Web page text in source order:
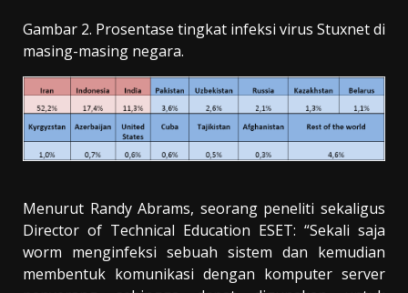
Gambar 2. Prosentase tingkat infeksi virus Stuxnet di
masing-masing negara.
Menurut Randy Abrams, seorang peneliti sekaligus
Director of Technical Education ESET: “Sekali saja
worm menginfeksi sebuah sistem dan kemudian
membentuk komunikasi dengan komputer server